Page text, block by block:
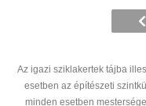
Az igazi sziklakertek tájba
esetben az építészeti
minden esetben